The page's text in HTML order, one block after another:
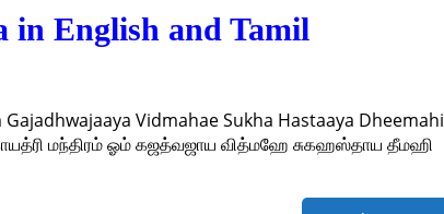
English and Tamil
Vidmahae Sukha Hastaaya Dheemahi
மந்திரம் ஓம் கஜத்வஜாய வித்மஹே சுகஹஸ்தாய தீமஹி